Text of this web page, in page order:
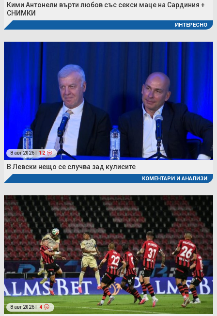
Кими Антонели върти любов със секси маце на Сардиния +
СНИМКИ
ИНТЕРЕСНО
8 авг 2026 | 12
В Левски нещо се случва зад кулисите
КОМЕНТАРИ И АНАЛИЗИ
8 авг 2026 | 4